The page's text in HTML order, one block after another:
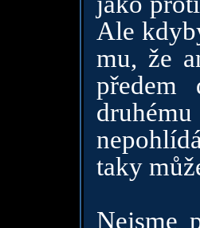
Ale
mu, že
taky
Nejsme